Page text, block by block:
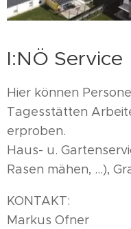
I:NÖ Service
Hier können
Tagesstätten
erproben.
Haus- u.
Rasen mähen, ...),
KONTAKT:
Markus Ofner